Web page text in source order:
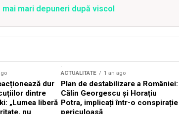
mari depuneri după viscol
dur
dintre
„Lumea liberă
nu
ACTUALITATE 1 an ago
Plan de destabilizare a României:
Călin Georgescu și Horațiu
Potra, implicați într-o conspirație
periculoasă